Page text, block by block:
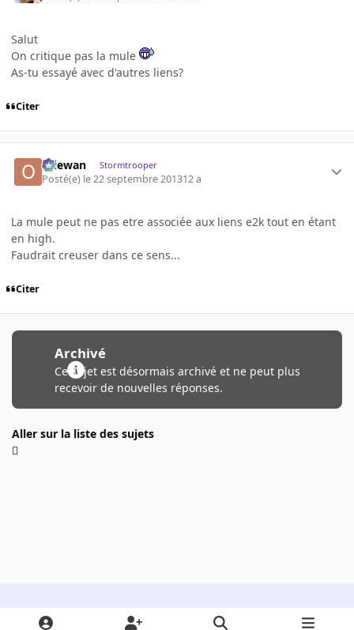
Salut
On critique pas la mule
As-tu essayé avec d'autres liens?
Citer
Oliewan Stormtrooper
Posté(e) le 22 septembre 201312 a
La mule peut ne pas etre associée aux liens e2k tout en étant
en high.
Faudrait creuser dans ce sens...
Citer
Archivé
Ce sujet est désormais archivé et ne peut plus
recevoir de nouvelles réponses.
Aller sur la liste des sujets